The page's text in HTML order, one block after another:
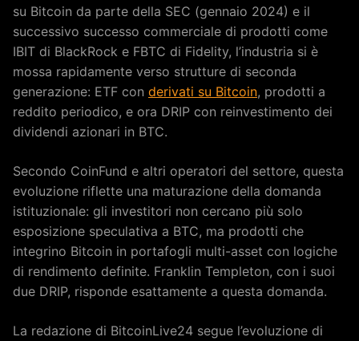
su Bitcoin da parte della SEC (gennaio 2024) e il
successivo successo commerciale di prodotti come
IBIT di BlackRock e FBTC di Fidelity, l’industria si è
mossa rapidamente verso strutture di seconda
generazione: ETF con derivati su Bitcoin, prodotti a
reddito periodico, e ora DRIP con reinvestimento dei
dividendi azionari in BTC.
Secondo CoinFund e altri operatori del settore, questa
evoluzione riflette una maturazione della domanda
istituzionale: gli investitori non cercano più solo
esposizione speculativa a BTC, ma prodotti che
integrino Bitcoin in portafogli multi-asset con logiche
di rendimento definite. Franklin Templeton, con i suoi
due DRIP, risponde esattamente a questa domanda.
La redazione di BitcoinLive24 segue l’evoluzione di